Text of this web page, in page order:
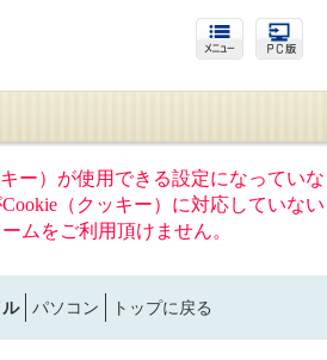
ー）が使用できる設定になっていな
（クッキー）に対応していない
ムをご利用頂けません。
パソコン トップに戻る